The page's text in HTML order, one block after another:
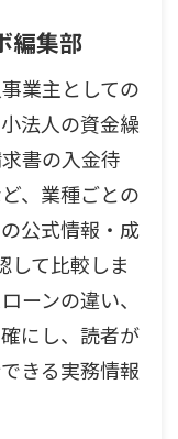
編集部
業主としての
法人の資金繰
書の入金待
、業種ごとの
公式情報・成
して比較しま
ーンの違い、
にし、読者が
きる実務情報